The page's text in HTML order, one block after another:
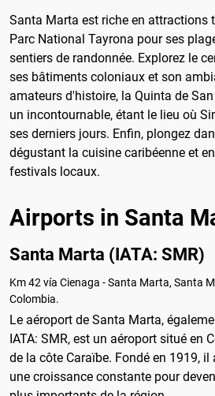
Santa Marta est riche en attractions
Parc National Tayrona pour ses
sentiers de randonnée. Explorez le
ses bâtiments coloniaux et son
amateurs d'histoire, la Quinta de
un incontournable, étant le lieu où
ses derniers jours. Enfin, plongez
dégustant la cuisine caribéenne et
festivals locaux.
Airports in Santa
Santa Marta (IATA: SMR)
Km 42 vía Cienaga - Santa Marta, Santa
Colombia.
Le aéroport de Santa Marta,
IATA: SMR, est un aéroport situé en
de la côte Caraïbe. Fondé en 1919,
une croissance constante pour